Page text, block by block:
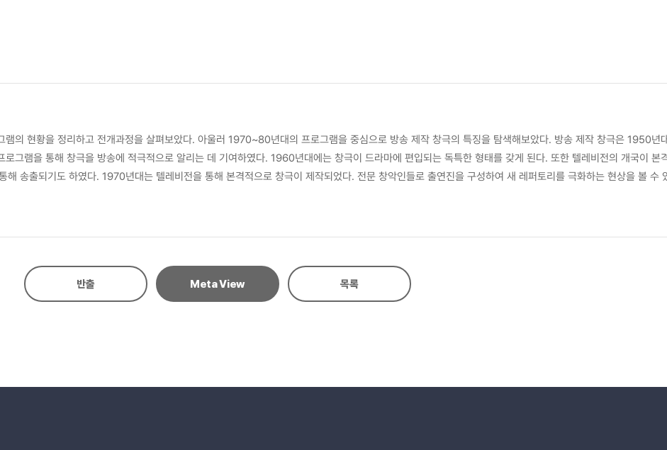
의 현황을 정리하고 전개과정을 살펴보았다. 아울러 1970~80년대의 프로그램을 중심으로 방송 제작 창극의 특징을 탐색해보았다. 방송 제작 창극은 1950년
그램을 통해 창극을 방송에 적극적으로 알리는 데 기여하였다. 1960년대에는 창극이 드라마에 편입되는 독특한 형태를 갖게 된다. 또한 텔레비전의 개국이 본
송출되기도 하였다. 1970년대는 텔레비전을 통해 본격적으로 창극이 제작되었다. 전문 창악인들로 출연진을 구성하여 새 레퍼토리를 극화하는 현상을 볼 수
화되면서 프로그램을 지속하지는 못하였다. 창극은 방송과 결합하면서 창극이 갖는 음악적 속성 못지않게 극적 속성이 중요하게 다뤄진다. 본고는 이를 ① 방
반출 Meta View 목록